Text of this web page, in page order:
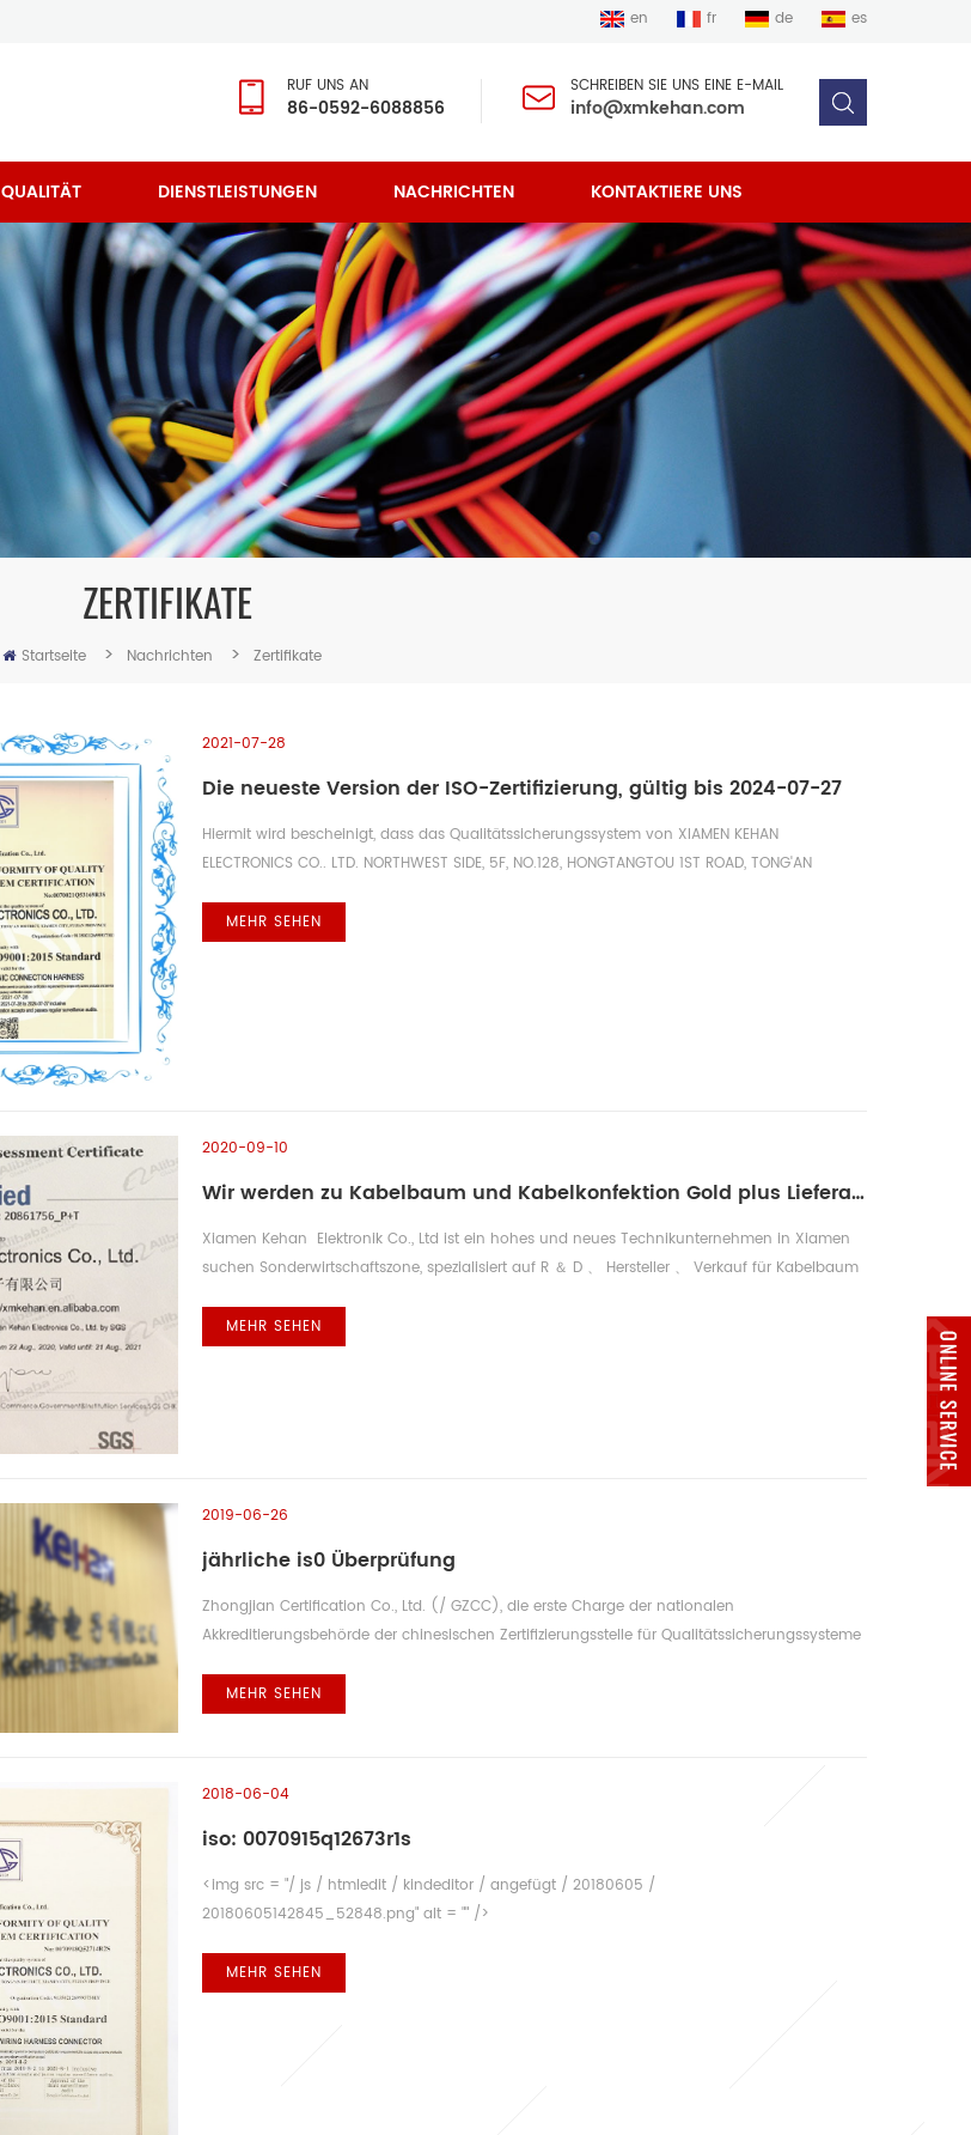
en fr de es
RUF UNS AN
86-0592-6088856
SCHREIBEN SIE UNS EINE E-MAIL
info@xmkehan.com
QUALITÄT DIENSTLEISTUNGEN NACHRICHTEN KONTAKTIERE UNS
ZERTIFIKATE
Startseite > Nachrichten > Zertifikate
2021-07-28
Die neueste Version der ISO-Zertifizierung, gültig bis 2024-07-27
Hiermit wird bescheinigt, dass das Qualitätssicherungssystem von XIAMEN KEHAN
ELECTRONICS CO.. LTD. NORTHWEST SIDE, 5F, NO.128, HONGTANGTOU 1ST ROAD, TONG'AN
GB/T19001-2016/ISO9001:2015 Standard Dieses System gilt für die PRODUKTION VON
ELEKTRONISCHEN ANSCHLUSSKABELN Dieses Zertifikat deckt nur die aufgeführten S...
MEHR SEHEN
2020-09-10
Wir werden zu Kabelbaum und Kabelkonfektion Gold plus Lieferant auf alibaba.com
Xiamen Kehan ​​ Elektronik Co., Ltd ist ein hohes und neues Technikunternehmen in Xiamen
suchen Sonderwirtschaftszone, spezialisiert auf R ＆ D 、 Hersteller 、 Verkauf für Kabelbaum
USA 、 Großbritannien 、 Deutschland 、 Niederlande sehr beliebt und so weiter Wir hatte UL
- E495756factory bestanden genehmigt Mit ein ...
MEHR SEHEN
2019-06-26
jährliche is0 Überprüfung
Zhongjian Certification Co., Ltd. (/ GZCC), die erste Charge der nationalen
Akkreditierungsbehörde der chinesischen Zertifizierungsstelle für Qualitätssicherungssysteme
Akkreditierungsbehörde (ANAB) und der britischen Royal Accreditation akkreditiert board
(ukas). welches isteine gemeinnützige multinationale Zertifizieru...
MEHR SEHEN
2018-06-04
iso: 0070915q12673r1s
<img src = "/ js / htmledit / kindeditor / angefügt / 20180605 /
20180605142845_52848.png" alt = "" />
MEHR SEHEN